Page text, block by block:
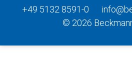
+49 5132 8591-0
© 2026